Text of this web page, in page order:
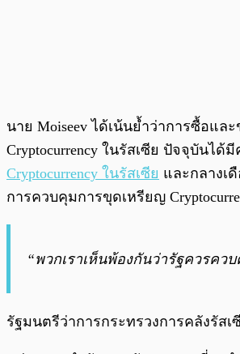
นาย Moiseev ได้เน้นย้ำว่าการซื้อแ
Cryptocurrency ในรัสเซีย ปัจจุบันไ
Cryptocurrency ในรัสเซีย และกลางเ
การควบคุมการขุดเหรียญ
“พวกเราเห็นพ้องกันว่ารัฐควรคว
รัฐมนตรีว่าการกระทรวงการคลังรัสเ